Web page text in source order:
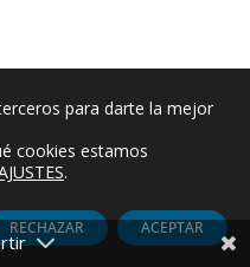
para darte la mejor
cookies estamos
.
ACEPTAR
RECHAZAR